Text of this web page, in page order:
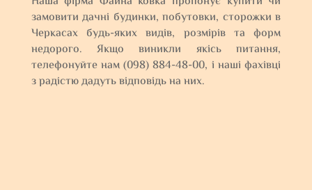
замовити дачні будинки, побутовки, сторожки в
Черкасах будь-яких видів, розмірів та форм
недорого. Якщо виникли якісь питання,
телефонуйте нам (098) 884-48-00, і наші фахівці
з радістю дадуть відповідь на них.